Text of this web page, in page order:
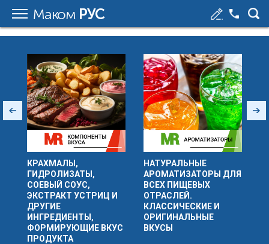
Маком РУС
КРАХМАЛЫ,
ГИДРОЛИЗАТЫ,
СОЕВЫЙ СОУС,
ЭКСТРАКТ УСТРИЦ И
ДРУГИЕ
ИНГРЕДИЕНТЫ,
ФОРМИРУЮЩИЕ ВКУС
ПРОДУКТА
НАТУРАЛЬНЫЕ
АРОМАТИЗАТОРЫ ДЛЯ
ВСЕХ ПИЩЕВЫХ
ОТРАСЛЕЙ.
КЛАССИЧЕСКИЕ И
ОРИГИНАЛЬНЫЕ
ВКУСЫ